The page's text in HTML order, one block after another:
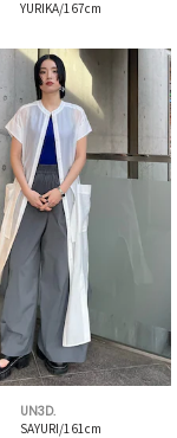
YURIKA/167cm
UN3D.
SAYURI/161cm